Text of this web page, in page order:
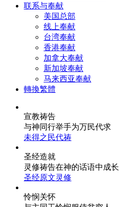
联系与奉献
美国总部
线上奉献
台湾奉献
香港奉献
加拿大奉献
新加坡奉献
马来西亚奉献
轉換繁體
宣教祷告
与神同行举手为万民代求
未得之民代祷
圣经造就
灵修祷告在神的话语中成长
圣经原文灵修
怜悯关怀